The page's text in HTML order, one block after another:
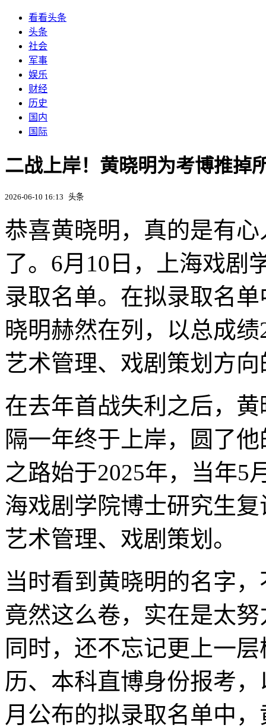
看看头条
头条
社会
军事
娱乐
财经
历史
国内
国际
二战上岸！黄晓明为考博推掉
2026-06-10 16:13 头条
恭喜黄晓明，真的是有
了。6月10日，上海戏剧
录取名单。在拟录取名
晓明赫然在列，以总成
艺术管理、戏剧策划方
在去年首战失利之后，
隔一年终于上岸，圆了
之路始于2025年，当年5
海戏剧学院博士研究生
艺术管理、戏剧策划。
当时看到黄晓明的名字
竟然这么卷，实在是太
同时，还不忘记更上一
历、本科直博身份报考
月公布的拟录取名单中